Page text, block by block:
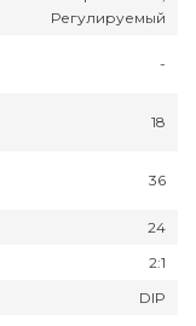
Регулируемый
-
18
36
24
2:1
DIP
Подольск
Рязань